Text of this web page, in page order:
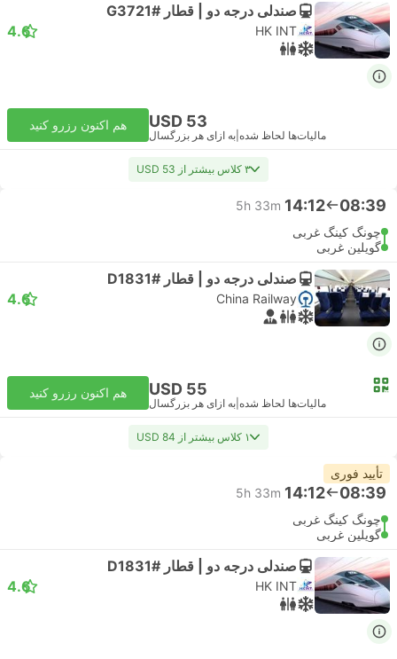
صندلی درجه دو | قطار #G3721
HK INT
4.6
USD 53
مالیات‌ها لحاظ شده به ازای هر بزرگسال
هم اکنون رزرو کنید
۳ کلاس بیشتر از USD 53
08:39
14:12
5h 33m
چونگ کینگ غربی
گویلین غربی
صندلی درجه دو | قطار #D1831
China Railway
4.6
USD 55
مالیات‌ها لحاظ شده به ازای هر بزرگسال
هم اکنون رزرو کنید
۱ کلاس بیشتر از USD 84
تأیید فوری
08:39
14:12
5h 33m
چونگ کینگ غربی
گویلین غربی
صندلی درجه دو | قطار #D1831
HK INT
4.6